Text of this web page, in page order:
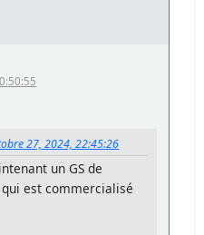
27, 2024, 22:45:26
un GS de
est commercialisé